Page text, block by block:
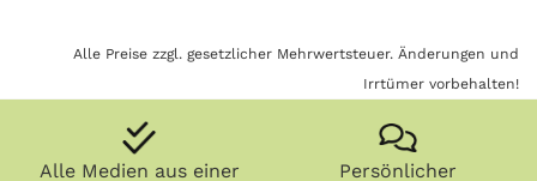
Alle Preise zzgl. gesetzlicher Mehrwertsteuer. Änderungen und
Irrtümer vorbehalten!
Alle Medien aus einer
Persönlicher